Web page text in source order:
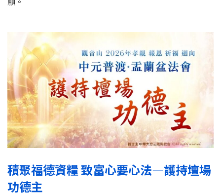
積聚福德資糧 致富心要心法—護持壇場
功德主